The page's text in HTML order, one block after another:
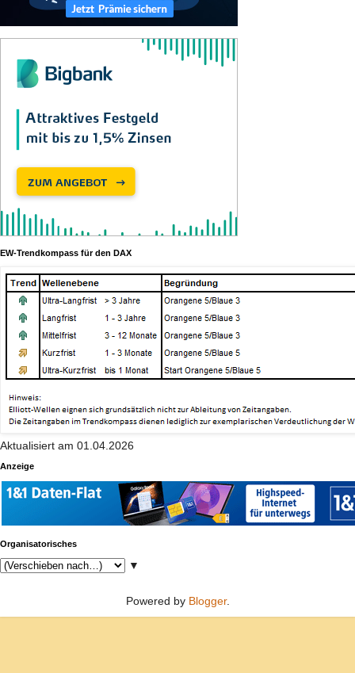
EW-Trendkompass für den DAX
Aktualisiert am 01.04.2026
Anzeige
Organisatorisches
▼
Powered by Blogger.